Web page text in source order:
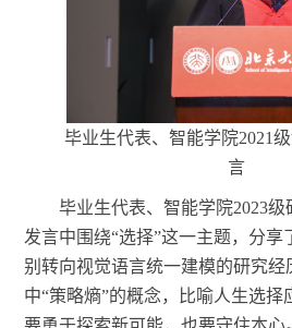
毕业生代表、智能学院2021
言
毕业生代表、智能学院2023
发言中围绕“选择”这一主题，分享
别转向视觉语言统一建模的研究经
中“策略熵”的概念，比喻人生选择